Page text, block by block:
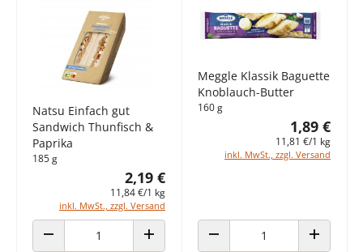
Natsu Einfach gut
Sandwich Thunfisch &
Paprika
185 g
2,19 €
11,84 €/1 kg
inkl. MwSt., zzgl. Versand
ANZAHL VERRINGERN ANZAHL ERHÖHEN
Meggle Klassik Baguette
Knoblauch-Butter
160 g
1,89 €
11,81 €/1 kg
inkl. MwSt., zzgl. Versand
ANZAHL VERRINGERN ANZAHL